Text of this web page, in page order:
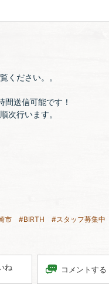
ください。。
送信可能です！
次行います。
市 #BIRTH #スタッフ募集中
ね コメントする